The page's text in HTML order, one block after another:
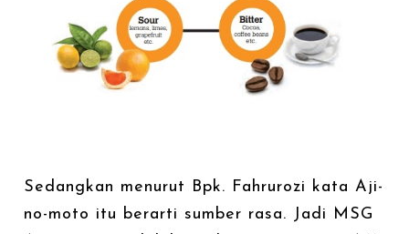
Sedangkan menurut Bpk. Fahrurozi kata Aji-
no-moto itu berarti sumber rasa. Jadi MSG